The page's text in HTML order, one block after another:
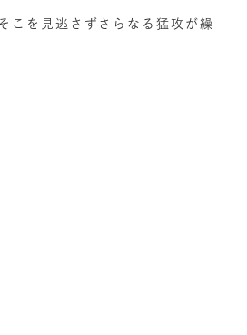
こを見逃さずさらなる猛攻が繰